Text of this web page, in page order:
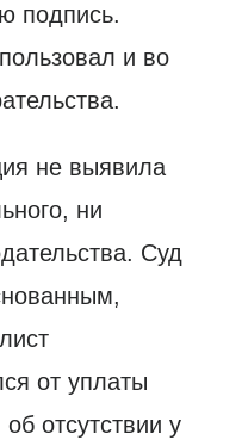
подпись.
и во
не выявила
ни
Суд
от уплаты
отсутствии у